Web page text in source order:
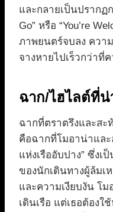
และกลายเป็นปรากฏ
Go” หรือ “You’re
ภาพยนตร์จบลง ควา
จางหายไปเร็วกว่าที่ค
ฉาก/ไฮไลต์ที่น่
ฉากที่ตราตรึงและส
คือฉากที่โมอาน่าและ
แห่งเรืออับปาง” ซึ่งเ
ของนักเดินทางผู้ล้มเ
และความเงียบงัน โ
เดินเรือ แต่เธอต้องใ